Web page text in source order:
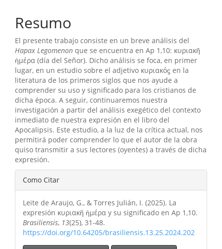
principal
Resumo
El presente trabajo consiste en un breve análisis del
Hapax Legomenon que se encuentra en Ap 1,10: κυριακῆ
ἡμέρα (día del Señor). Dicho análisis se foca, en primer
lugar, en un estudio sobre el adjetivo κυριακόϛ en la
literatura de los primeros siglos que nos ayude a
comprender su uso y significado para los cristianos de
dicha época. A seguir, continuaremos nuestra
investigación a partir del análisis exegético del contexto
inmediato de nuestra expresión en el libro del
Apocalipsis. Este estudio, a la luz de la crítica actual, nos
permitirá poder comprender lo que el autor de la obra
quiso transmitir a sus lectores (oyentes) a través de dicha
expresión.
Detalhes
do
artigo
Como Citar
Leite de Araujo, G., & Torres Julián, I. (2025). La
expresión κυριακῆ ἡμέρα y su significado en Ap 1,10.
Brasiliensis, 13(25), 31-48.
https://doi.org/10.64205/brasiliensis.13.25.2024.202